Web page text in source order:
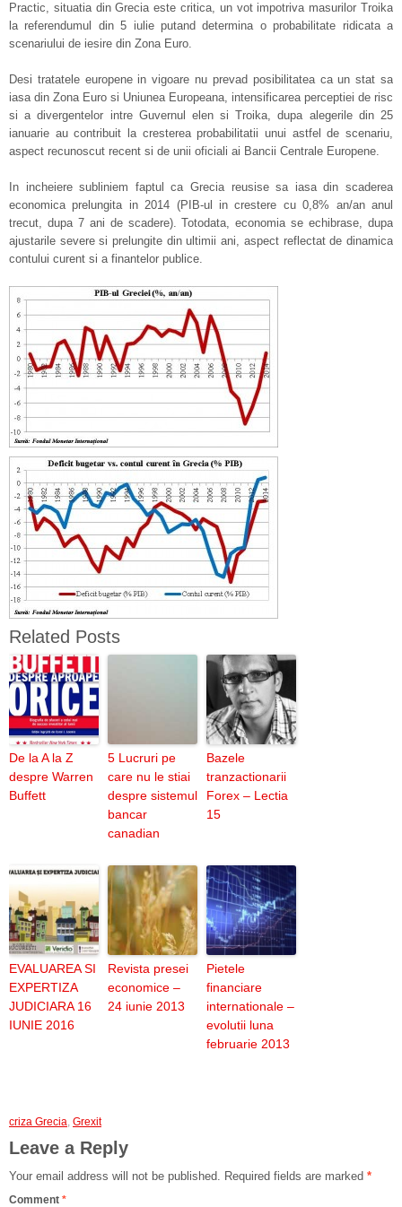
Practic, situatia din Grecia este critica, un vot impotriva masurilor Troika
la referendumul din 5 iulie putand determina o probabilitate ridicata a
scenariului de iesire din Zona Euro.
Desi tratatele europene in vigoare nu prevad posibilitatea ca un stat sa
iasa din Zona Euro si Uniunea Europeana, intensificarea perceptiei de risc
si a divergentelor intre Guvernul elen si Troika, dupa alegerile din 25
ianuarie au contribuit la cresterea probabilitatii unui astfel de scenariu,
aspect recunoscut recent si de unii oficiali ai Bancii Centrale Europene.
In incheiere subliniem faptul ca Grecia reusise sa iasa din scaderea
economica prelungita in 2014 (PIB-ul in crestere cu 0,8% an/an anul
trecut, dupa 7 ani de scadere). Totodata, economia se echibrase, dupa
ajustarile severe si prelungite din ultimii ani, aspect reflectat de dinamica
contului curent si a finantelor publice.
Related Posts
De la A la Z
despre Warren
Buffett
5 Lucruri pe
care nu le stiai
despre sistemul
bancar
canadian
Bazele
tranzactionarii
Forex – Lectia
15
EVALUAREA SI
EXPERTIZA
JUDICIARA 16
IUNIE 2016
Revista presei
economice –
24 iunie 2013
Pietele
financiare
internationale –
evolutii luna
februarie 2013
criza Grecia, Grexit
Leave a Reply
Your email address will not be published. Required fields are marked *
Comment *